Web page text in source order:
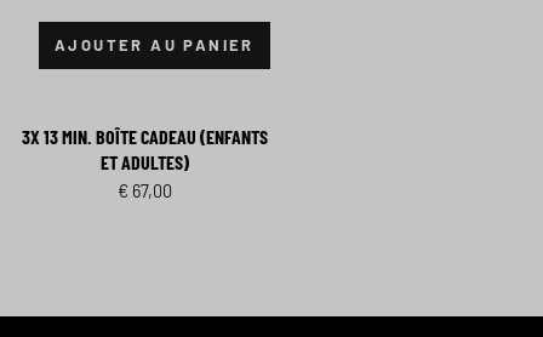
AJOUTER AU PANIER
3X 13 MIN. BOÎTE CADEAU (ENFANTS
ET ADULTES)
€ 67,00